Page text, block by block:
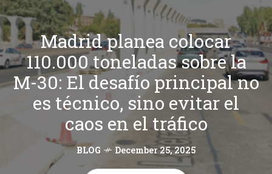
Madrid planea colocar
110.000 toneladas sobre la
M-30: El desafío principal no
es técnico, sino evitar el
caos en el tráfico
BLOG December 25, 2025